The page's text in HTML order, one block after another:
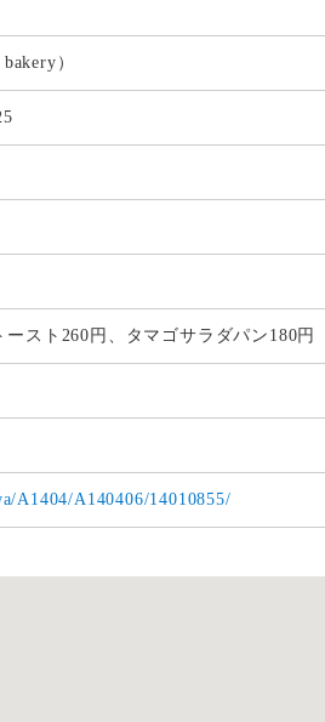
）
スト260円、タマゴサラダパン180円
A1404/A140406/14010855/